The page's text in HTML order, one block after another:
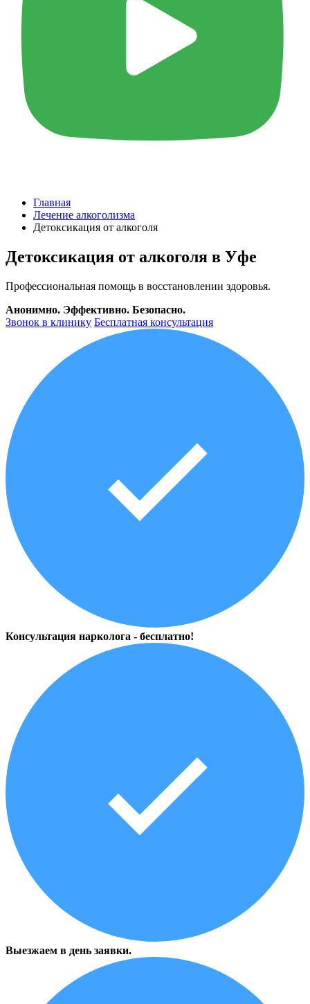
Главная
Лечение алкоголизма
Детоксикация от алкоголя
Детоксикация от алкоголя в Уфе
Профессиональная помощь в восстановлении здоровья.
Анонимно. Эффективно. Безопасно.
Звонок в клинику Бесплатная консультация
Консультация нарколога - бесплатно!
Выезжаем в день заявки.